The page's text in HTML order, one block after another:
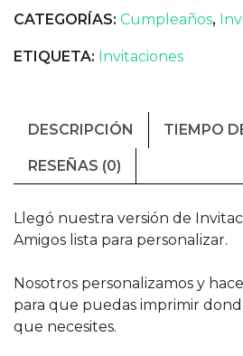
CATEGORÍAS: Cumpleaños,
ETIQUETA: Invitaciones
DESCRIPCIÓN TIEMPO
RESEÑAS (0)
Llegó nuestra versión de
Amigos lista para personalizar.
Nosotros personalizamos y
para que puedas imprimir
que necesites.